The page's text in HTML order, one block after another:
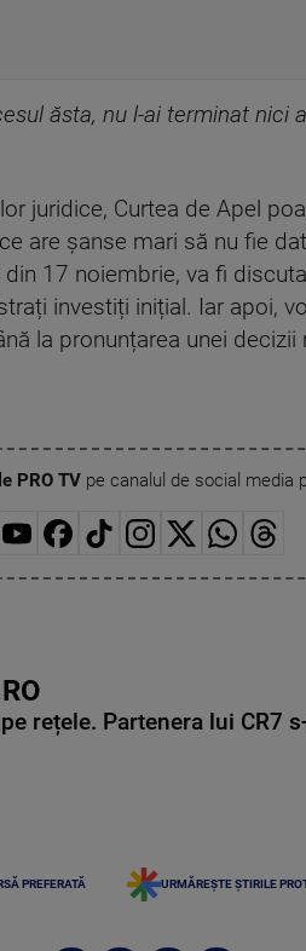
ăsta, nu l-ai terminat nici
juridice, Curtea de Apel
are șanse mari să nu fie
17 noiembrie, va fi
investiți inițial. Iar apoi,
la pronunțarea unei decizii
PRO TVpe canalul de social media
rețele. Partenera lui CR7
PREFERATĂ URMĂREȘTE ȘTIRILE